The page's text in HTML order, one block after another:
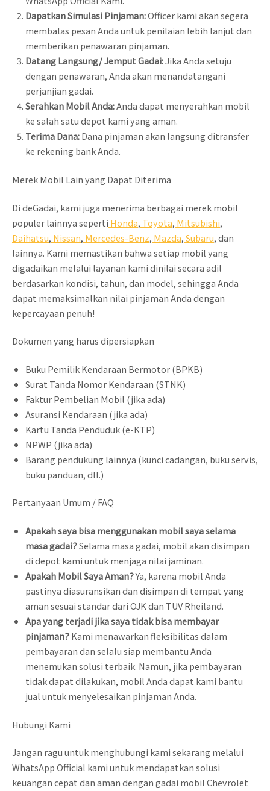
Dapatkan Simulasi Pinjaman:Officer kami akan segera
membalas pesan Anda untuk penilaian lebih lanjut dan
memberikan penawaran pinjaman.
Datang Langsung/ Jemput Gadai:Jika Anda setuju
dengan penawaran, Anda akan menandatangani
perjanjian gadai.
Serahkan Mobil Anda:Anda dapat menyerahkan mobil
ke salah satu depot kami yang aman.
Terima Dana:Dana pinjaman akan langsung ditransfer
ke rekening bank Anda.
Merek Mobil Lain yang Dapat Diterima
Di deGadai, kami juga menerima berbagai merek mobil
populer lainnya seperti Honda, Toyota, Mitsubishi,
Daihatsu, Nissan, Mercedes-Benz, Mazda,Subaru, dan
lainnya. Kami memastikan bahwa setiap mobil yang
digadaikan melalui layanan kami dinilai secara adil
berdasarkan kondisi, tahun, dan model, sehingga Anda
dapat memaksimalkan nilai pinjaman Anda dengan
kepercayaan penuh!
Dokumen yang harus dipersiapkan
Buku Pemilik Kendaraan Bermotor (BPKB)
Surat Tanda Nomor Kendaraan (STNK)
Faktur Pembelian Mobil (jika ada)
Asuransi Kendaraan (jika ada)
Kartu Tanda Penduduk (e-KTP)
NPWP (jika ada)
Barang pendukung lainnya (kunci cadangan, buku servis,
buku panduan, dll.)
Pertanyaan Umum / FAQ
Apakah saya bisa menggunakan mobil saya selama
masa gadai?Selama masa gadai, mobil akan disimpan
di depot kami untuk menjaga nilai jaminan.
Apakah Mobil Saya Aman?Ya, karena mobil Anda
pastinya diasuransikan dan disimpan di tempat yang
aman sesuai standar dari OJK dan TUV Rheiland.
Apa yang terjadi jika saya tidak bisa membayar
pinjaman?Kami menawarkan fleksibilitas dalam
pembayaran dan selalu siap membantu Anda
menemukan solusi terbaik. Namun, jika pembayaran
tidak dapat dilakukan, mobil Anda dapat kami bantu
jual untuk menyelesaikan pinjaman Anda.
Hubungi Kami
Jangan ragu untuk menghubungi kami sekarang melalui
WhatsApp Official kami untuk mendapatkan solusi
keuangan cepat dan aman dengan gadai mobil Chevrolet